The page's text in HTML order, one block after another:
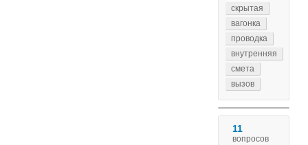
скрытая
вагонка
проводка
внутренняя
смета
вызов
11
вопросов